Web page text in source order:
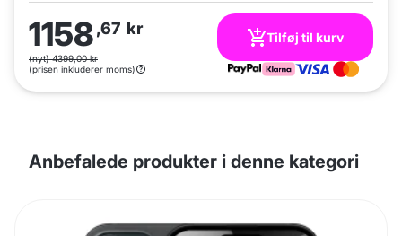
1158,67 kr
(nyt) 4399,00 kr
(prisen inkluderer moms)
Tilføj til kurv
Anbefalede produkter i denne kategori